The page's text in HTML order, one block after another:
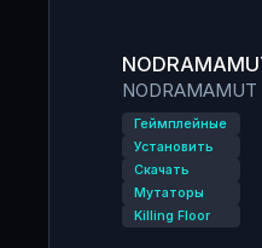
Геймплейные
Установить
Скачать
Мутаторы
Killing Floor